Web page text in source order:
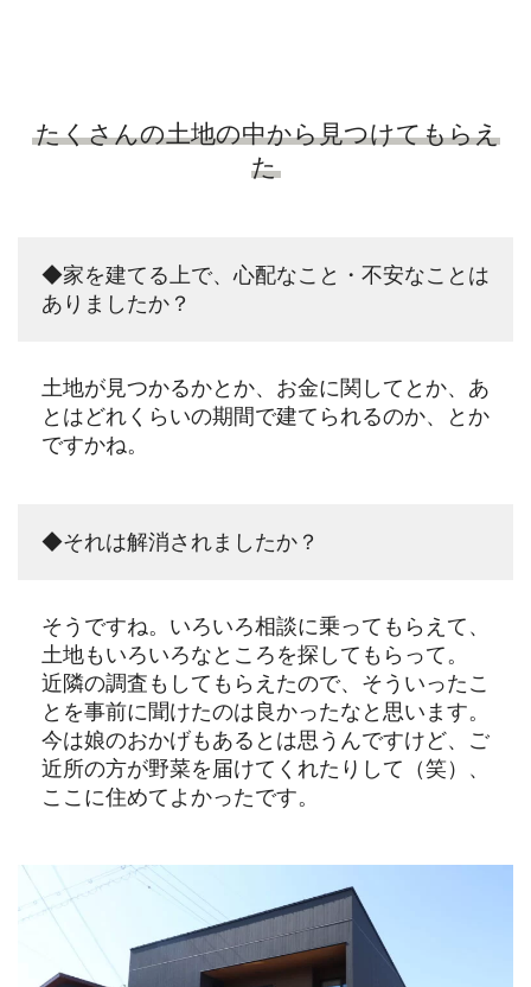
たくさんの土地の中から見つけてもらえ
た
◆家を建てる上で、心配なこと・不安なことは
ありましたか？
土地が見つかるかとか、お金に関してとか、あ
とはどれくらいの期間で建てられるのか、とか
ですかね。
◆それは解消されましたか？
そうですね。いろいろ相談に乗ってもらえて、
土地もいろいろなところを探してもらって。
近隣の調査もしてもらえたので、そういったこ
とを事前に聞けたのは良かったなと思います。
今は娘のおかげもあるとは思うんですけど、ご
近所の方が野菜を届けてくれたりして（笑）、
ここに住めてよかったです。